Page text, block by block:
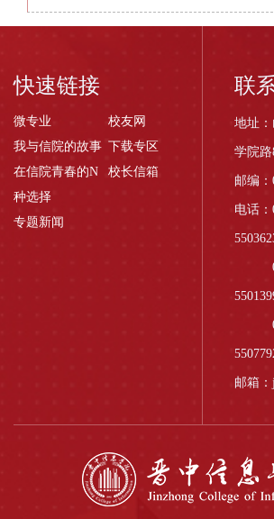
快速链接
微专业
校友网
我与信院的故事 下载专区
在信院青春的N
种选择
校长信箱
专题新闻
联
地址
学院
邮编
电话：
邮箱